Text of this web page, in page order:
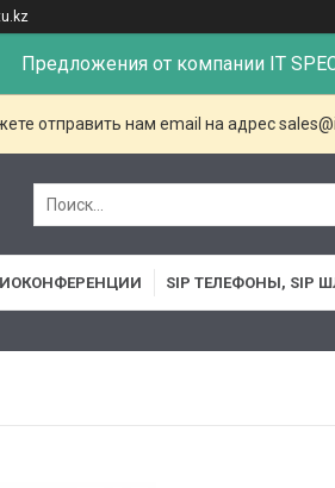
Предложения от компании IT
отправить нам email на адрес
SIP ТЕЛЕФОНЫ, SIP